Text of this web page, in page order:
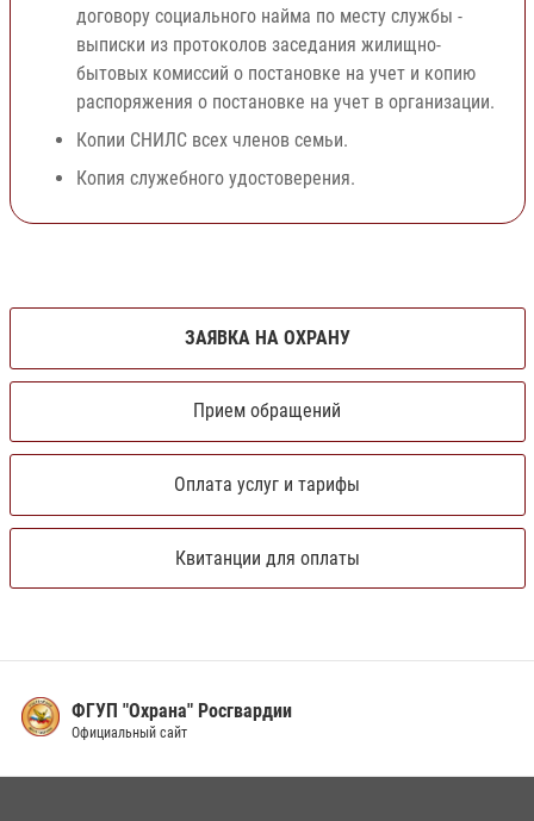
договору социального найма по месту службы -
выписки из протоколов заседания жилищно-
бытовых комиссий о постановке на учет и копию
распоряжения о постановке на учет в организации.
Копии СНИЛС всех членов семьи.
Копия служебного удостоверения.
ЗАЯВКА НА ОХРАНУ
Прием обращений
Оплата услуг и тарифы
Квитанции для оплаты
ФГУП "Охрана" Росгвардии
Официальный сайт